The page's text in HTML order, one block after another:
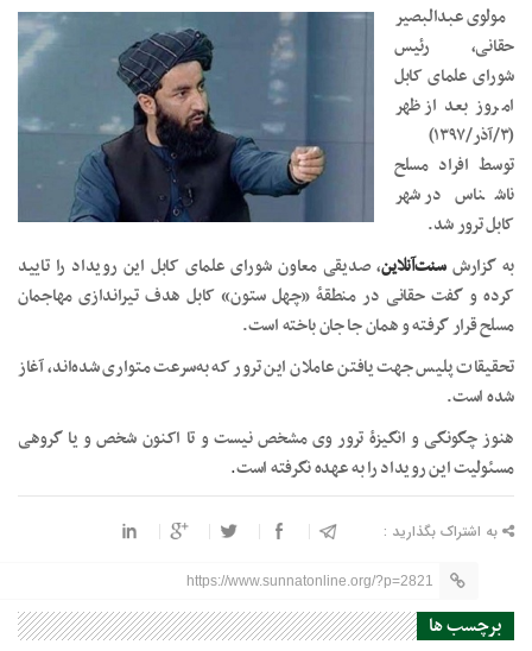
مولوی عبدالبصیر
حقانی، رئیس
شورای علمای کابل
امروز بعد از ظهر
(٣/آذر/١٣٩٧)
توسط افراد مسلح
ناشناس در شهر
کابل ترور شد.
به گزارشسنت‌آنلاین، صدیقی معاون شورای علمای کابل این رویداد را تایید
کرده و گفت حقانی در منطقۀ «چهل ستون» کابل هدف تیراندازی مهاجمان
مسلح قرار گرفته و همان جا جان باخته است.
تحقیقات پلیس جهت یافتن عاملان این ترور که به‌سرعت متواری شده‌اند، آغاز
شده است.
هنوز چگونگی و انگیزۀ ترور وی مشخص نیست و تا اکنون شخص و یا گروهی
مسئولیت این رویداد را به عهده نگرفته است.
به اشتراک بگذارید :
https://www.sunnatonline.org/?p=2821
برچسب ها